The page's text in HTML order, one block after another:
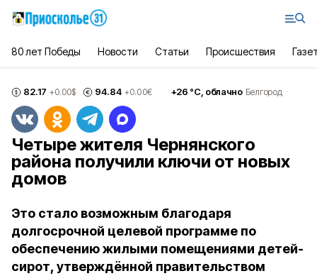
80 лет Победы Новости Статьи Происшествия
82.17 +0.00$ 94.84 +0.00€ +26 °С, облачно Белгород
Четыре жителя Чернянского
района получили ключи от новых
домов
Это стало возможным благодаря
долгосрочной целевой программе по
обеспечению жилыми помещениями детей-
сирот, утверждённой правительством